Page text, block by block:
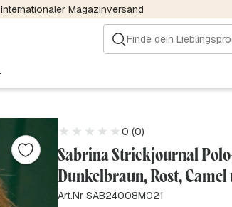
Internationaler Magazinversand
0 (0)
Sabrina Strickjournal
Dunkelbraun, Rost, Camel
Art.Nr SAB24008M021